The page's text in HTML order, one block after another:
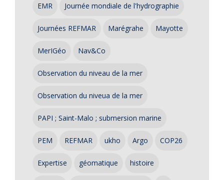
EMR Journée mondiale de l'hydrographie
Journées REFMAR Marégrahe Mayotte
MerIGéo Nav&Co
Observation du niveau de la mer
Observation du niveua de la mer
PAPI ; Saint-Malo ; submersion marine
PEM REFMAR ukho Argo COP26
Expertise géomatique histoire